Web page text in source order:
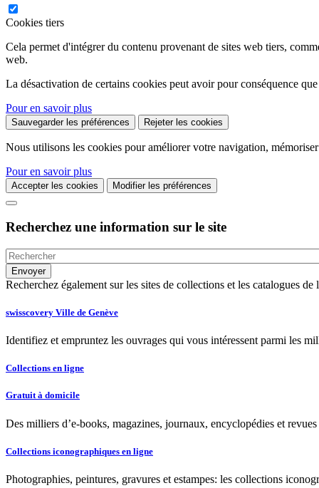
Cookies tiers
Cela permet d'intégrer du contenu provenant de sites web tiers,
web.
La désactivation de certains cookies peut avoir pour conséquence
Pour en savoir plus
Sauvegarder les préférences Rejeter les cookies
Nous utilisons les cookies pour améliorer votre navigation,
Pour en savoir plus
Accepter les cookies Modifier les préférences
Recherchez une information sur le site
Recherchez également sur les sites de collections et les catalogues
swisscovery Ville de Genève
Identifiez et empruntez les ouvrages qui vous intéressent parmi les
Collections en ligne
Gratuit à domicile
Des milliers d’e-books, magazines, journaux, encyclopédies et
Collections iconographiques en ligne
Photographies, peintures, gravures et estampes: les collections